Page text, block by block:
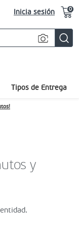
Inicia sesión 0
Tipos de Entrega
y